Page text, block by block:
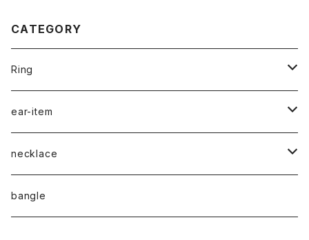
CATEGORY
Ring
naturalstone-ring
plain-ring
ear-item
pierced earrings
earcuff
necklace
pearl
bangle